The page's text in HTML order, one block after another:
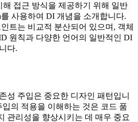
접근 방식을 제공하기 위해 일반
사용하여 DI 개념을 소개합니다.
트는 비교적 분산되어 있으며, 객체
원칙과 다양한 언어의 일반적인 DI
다.
성 주입은 중요한 디자인 패턴입니
입의 적용을 이해하는 것은 코드 품
관리성을 향상시키는 데 매우 중요